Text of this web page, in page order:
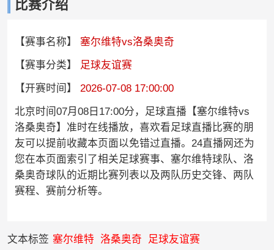
比赛介绍
【赛事名称】
塞尔维特vs洛桑奥奇
【赛事分类】
足球友谊赛
【开赛时间】
2026-07-08 17:00:00
北京时间07月08日17:00分，足球直播【塞尔维特vs
洛桑奥奇】准时在线播放，喜欢看足球直播比赛的朋
友可以提前收藏本页面以免错过直播。24直播网还为
您在本页面索引了相关足球赛事、塞尔维特球队、洛
桑奥奇球队的近期比赛列表以及两队历史交锋、两队
赛程、赛前分析等。
文本标签 塞尔维特 洛桑奥奇 足球友谊赛